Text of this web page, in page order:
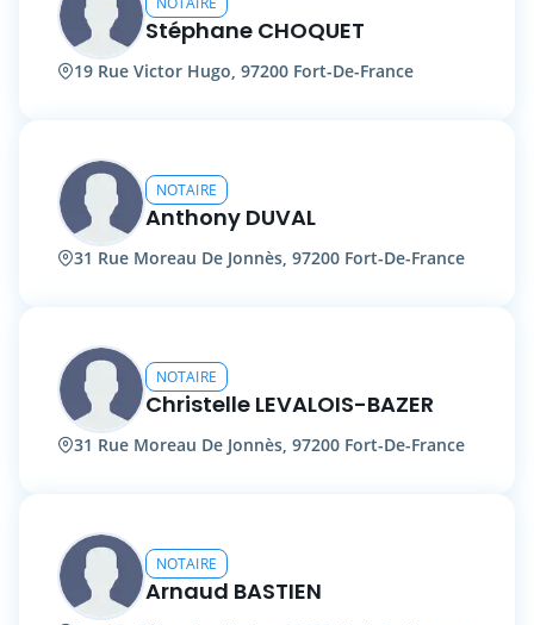
Stéphane CHOQUET
19 Rue Victor Hugo, 97200 Fort-De-France
NOTAIRE
Anthony DUVAL
31 Rue Moreau De Jonnès, 97200 Fort-De-France
NOTAIRE
Christelle LEVALOIS-BAZER
31 Rue Moreau De Jonnès, 97200 Fort-De-France
NOTAIRE
Arnaud BASTIEN